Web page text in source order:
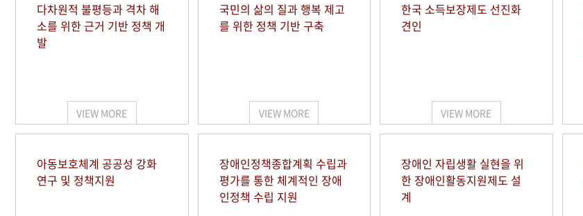
다차원적 불평등과 격차 해
소를 위한 근거 기반 정책 개
발
VIEW MORE
국민의 삶의 질과 행복 제고
를 위한 정책 기반 구축
VIEW MORE
한국 소득보장제도 선진화
견인
VIEW MORE
아동보호체계 공공성 강화
연구 및 정책지원
장애인정책종합계획 수립과
평가를 통한 체계적인 장애
인정책 수립 지원
장애인 자립생활 실현을 위
한 장애인활동지원제도 설
계